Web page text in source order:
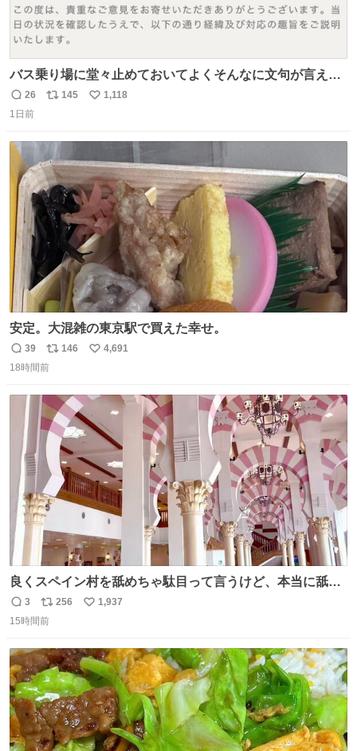
バス乗り場に堂々止めておいてよくそんなに文句が言える
ね 運転士は日本人やったのなら韓国人は関係ないし、なん
なら68歳も関係ない…
返
信
26
リ
ト
数
145
い
1,118
1日前
安定。大混雑の東京駅で買えた幸せ。
返
信
39
リ
ポ
ト
数
146
い
4,691
18時間前
良くスペイン村を舐めちゃ駄目って言うけど、本当に舐め
ちゃ行けないのはスペィン村ホテル🏛🏨 だってロビーから
中庭抜けるだけでこの有様🤩 ディズニーホテル泊まってる
ニャは益々素晴らしい場所になってる
返
信
3
リ
ポ
ト
数
256
い
数
1,937
15時間前